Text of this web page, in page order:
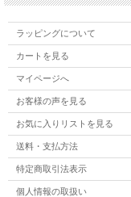
ラッピングについて
カートを見る
マイページへ
お客様の声を見る
お気に入りリストを見る
送料・支払方法
特定商取引法表示
個人情報の取扱い